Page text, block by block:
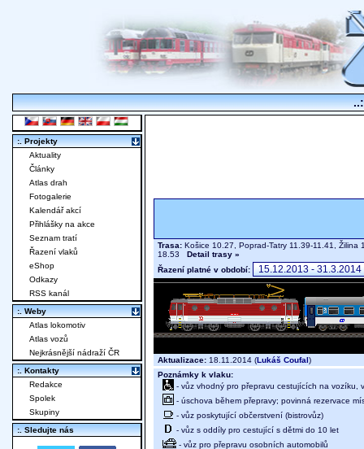
Trasa: Košice 10.27, Poprad-Tatry 11.39-11.41,
18.53 Detail trasy »
Řazení platné v období:
Aktualizace: 18.11.2014 (Lukáš Coufal)
Poznámky k vlaku:
- vůz vhodný pro přepravu cestujících na vozíku,
- úschova během přepravy; povinná rezervace
- vůz poskytující občerstvení (bistrovůz)
- vůz s oddíly pro cestující s dětmi do 10 let
- vůz pro přepravu osobních automobilů
:. Projekty
Aktuality
Články
Atlas drah
Fotogalerie
Kalendář akcí
Přihlášky na akce
Seznam tratí
Řazení vlaků
eShop
Odkazy
RSS kanál
:. Weby
Atlas lokomotiv
Atlas vozů
Nejkrásnější nádraží ČR
:. Kontakty
Redakce
Spolek
Skupiny
:. Sledujte nás